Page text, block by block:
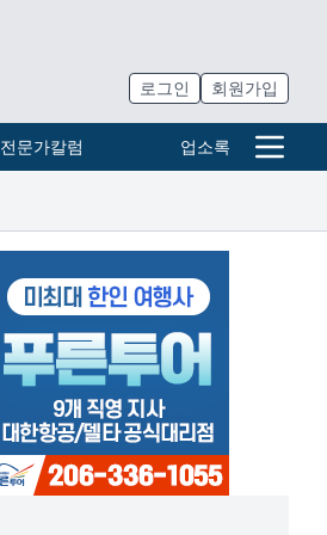
로그인 회원가입
전문가칼럼 업소록